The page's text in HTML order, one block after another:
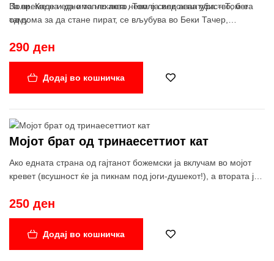
Поли. Каде и да има некаква неволја или авантура – Том е
таму.
За време на едно топло лето, Том е сведок на убиство, бега
од дома за да стане пират, се вљубува во Беки Тачер,
бесилка, трага по богатство во куќа со духови и наоѓа кутија со
злато…
290 ден
Додај во кошничка
Мојот брат од тринаесеттиот кат
Ако едната страна од гајтанот божемски ја вклучам во мојот
кревет (всушност ќе ја пикнам под јоги-душекот!), а втората ја
перница), двата кревета ќе бидат поврзани и најверојатно и
таа и јас следната ноќ ќе сонуваме ист сон.
250 ден
Додај во кошничка